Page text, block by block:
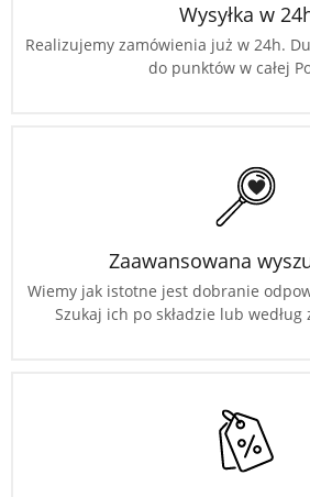
Wysyłka w
Realizujemy zamówienia już w 24h.
do punktów w całej
Zaawansowana
Wiemy jak istotne jest dobranie
Szukaj ich po składzie lub